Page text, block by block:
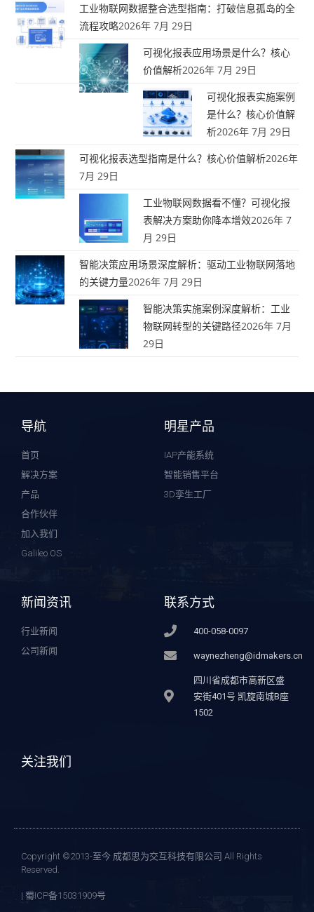
工业物联网数据整合选型指南：打破信息孤岛的全
流程攻略2026年 7月 29日
可视化报表应用场景是什么？核心
价值解析2026年 7月 29日
可视化报表实施案例
是什么？核心价值解
析2026年 7月 29日
可视化报表选型指南是什么？核心价值解析2026年
7月 29日
工业物联网数据看不懂？可视化报
表解决方案助你降本增效2026年 7
月 29日
智能决策应用场景深度解析：驱动工业物联网落地
的关键力量2026年 7月 29日
智能决策实施案例深度解析：工业
物联网转型的关键路径2026年 7月
29日
导航
首页
解决方案
产品
合作伙伴
加入我们
Galileo OS
明星产品
IAP产能系统
智能销售平台
3D孪生工厂
新闻资讯
行业新闻
公司新闻
联系方式
400-058-0097
waynezheng@idmakers.cn
四川省成都市高新区盛
安街401号 凯旋南城B座
1502
关注我们
Copyright ©2013-至今 成都思为交互科技有限公司 All Rights
Reserved.
| 蜀ICP备15031909号